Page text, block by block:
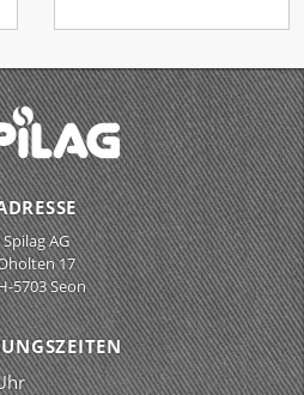
Spilag AG
17
5703 Seon